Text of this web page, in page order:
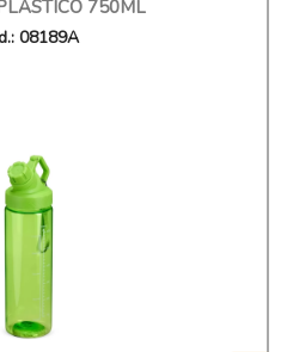
750ML
08189A